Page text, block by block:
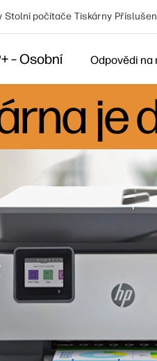
Stolní počítače Tiskárny
– Osobní Odpovědi
je